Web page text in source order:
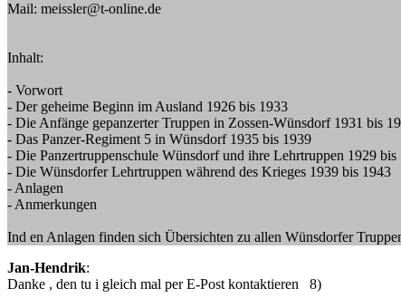
Mail: meissler@t-online.de
Inhalt:
- Vorwort
- Der geheime Beginn im Ausland 1926 bis 1933
- Die Anfänge gepanzerter Truppen in Zossen-Wünsdorf 1931 bis
- Das Panzer-Regiment 5 in Wünsdorf 1935 bis 1939
- Die Panzertruppenschule Wünsdorf und ihre Lehrtruppen 1929 bis
- Die Wünsdorfer Lehrtruppen während des Krieges 1939 bis 1943
- Anlagen
- Anmerkungen
Ind en Anlagen finden sich Übersichten zu allen Wünsdorfer
Jan-Hendrik:
Danke , den tu i gleich mal per E-Post kontaktieren 8)